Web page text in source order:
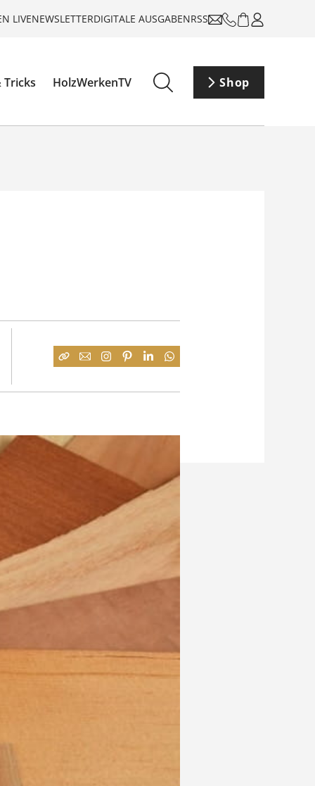
LIVENEWSLETTERDIGITALE AUSGABENRSS
Tricks HolzWerkenTV Shop